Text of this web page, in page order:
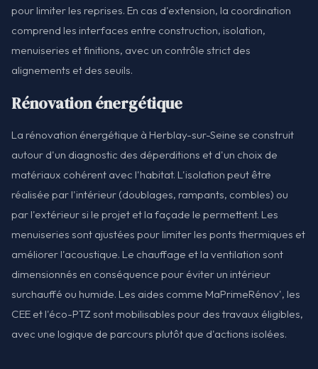
pour limiter les reprises. En cas d'extension, la coordination
comprend les interfaces entre construction, isolation,
menuiseries et finitions, avec un contrôle strict des
alignements et des seuils.
Rénovation énergétique
La rénovation énergétique à Herblay-sur-Seine se construit
autour d'un diagnostic des déperditions et d'un choix de
matériaux cohérent avec l'habitat. L'isolation peut être
réalisée par l'intérieur (doublages, rampants, combles) ou
par l'extérieur si le projet et la façade le permettent. Les
menuiseries sont ajustées pour limiter les ponts thermiques et
améliorer l'acoustique. Le chauffage et la ventilation sont
dimensionnés en conséquence pour éviter un intérieur
surchauffé ou humide. Les aides comme MaPrimeRénov', les
CEE et l'éco-PTZ sont mobilisables pour des travaux éligibles,
avec une logique de parcours plutôt que d'actions isolées.